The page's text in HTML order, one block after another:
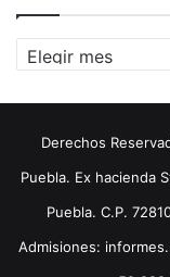
Archivos
Derechos
Puebla. Ex hacienda
Puebla. C.P.
Admisiones: